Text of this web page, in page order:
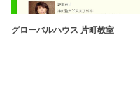
グローバルハウス 片町教室